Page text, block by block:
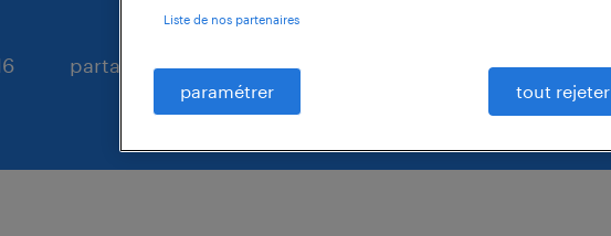
partager
Liste de nos partenaires
paramétrer tout rejeter